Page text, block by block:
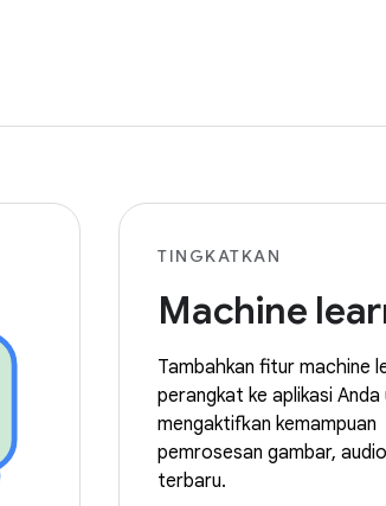
TINGKATKAN
Machine
Tambahkan fitur machine
perangkat ke aplikasi Anda
mengaktifkan kemampuan
pemrosesan gambar,
terbaru.